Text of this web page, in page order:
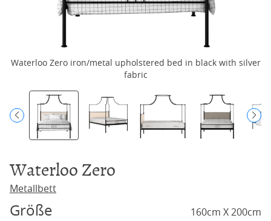
Waterloo Zero iron/metal upholstered bed in black with silver
fabric
Waterloo Zero
Metallbett
Größe 160cm X 200cm